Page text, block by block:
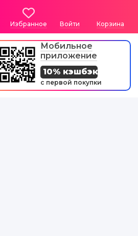
Избранное Войти Корзина
Мобильное
приложение
10% кэшбэк
с первой покупки